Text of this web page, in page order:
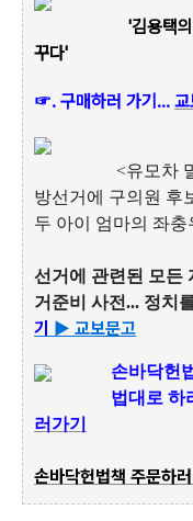
'김용택
꾸다'
☞. 구매하러 가기...
<유모차
방선거에 구의원 후
두 아이 엄마의 좌충
선거에 관련된 모든
거준비 사전... 정치
기 ▶ 교보문고
손바닥헌
법대로 하
러가기
손바닥헌법책 주문하